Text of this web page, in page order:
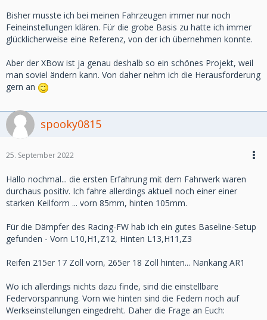
Bisher musste ich bei meinen Fahrzeugen immer nur noch
Feineinstellungen klären. Für die grobe Basis zu hatte ich immer
glücklicherweise eine Referenz, von der ich übernehmen konnte.
Aber der XBow ist ja genau deshalb so ein schönes Projekt, weil
man soviel ändern kann. Von daher nehm ich die Herausforderung
gern an
spooky0815
25. September 2022
Hallo nochmal... die ersten Erfahrung mit dem Fahrwerk waren
durchaus positiv. Ich fahre allerdings aktuell noch einer einer
starken Keilform ... vorn 85mm, hinten 105mm.
Für die Dämpfer des Racing-FW hab ich ein gutes Baseline-Setup
gefunden - Vorn L10,H1,Z12, Hinten L13,H11,Z3
Reifen 215er 17 Zoll vorn, 265er 18 Zoll hinten... Nankang AR1
Wo ich allerdings nichts dazu finde, sind die einstellbare
Federvorspannung. Vorn wie hinten sind die Federn noch auf
Werkseinstellungen eingedreht. Daher die Frage an Euch: